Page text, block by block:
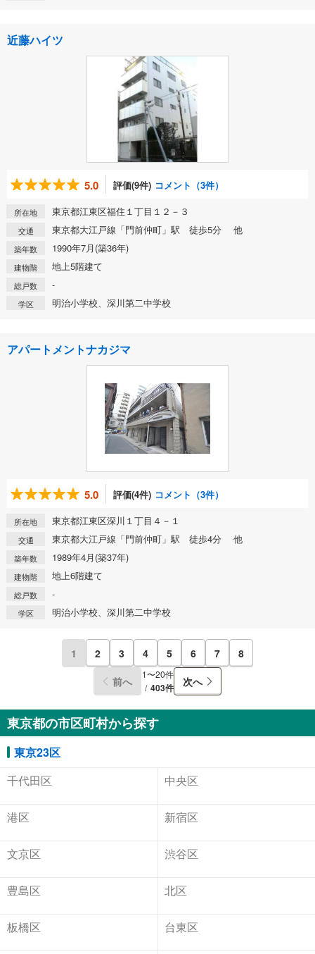
近藤ハイツ
5.0 評価(9件) コメント（3件）
所在地 東京都江東区福住１丁目１２－３
交通 東京都大江戸線「門前仲町」駅 徒歩5分 他
築年数 1990年7月(築36年)
建物階 地上5階建て
総戸数 -
学区 明治小学校、深川第二中学校
アパートメントナカジマ
5.0 評価(4件) コメント（3件）
所在地 東京都江東区深川１丁目４－１
交通 東京都大江戸線「門前仲町」駅 徒歩4分 他
築年数 1989年4月(築37年)
建物階 地上6階建て
総戸数 -
学区 明治小学校、深川第二中学校
前へ
1 2 3 4 5 6 7
8
次へ
1〜20件
403件
東京都の市区町村から探す
東京23区
千代田区
中央区
港区 新宿区
文京区 渋谷区
豊島区 北区
板橋区 台東区